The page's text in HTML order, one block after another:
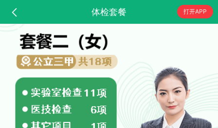
体检套餐 打开APP